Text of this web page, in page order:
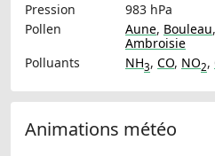
Pression
983 hPa
Pollen
Aune, Bouleau,
Ambroisie
Polluants
NH3, CO, NO2,
Animations météo